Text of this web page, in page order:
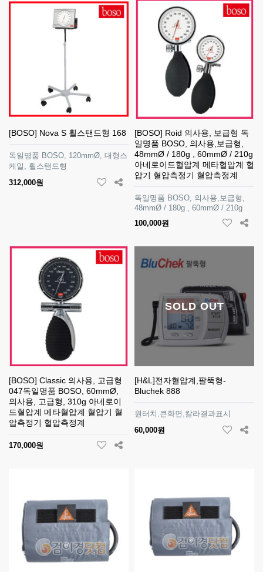
[BOSO] Nova S 휠스탠드형 168
독일명품 BOSO, 120mmØ, 대형스
케일, 휠스탠드형
312,000원
[BOSO] Roid 의사용, 보급형 독
일명품 BOSO, 의사용,보급형,
48mmØ / 180g , 60mmØ / 210g
아네로이드혈압계 메타혈압계 혈
압기 혈압측정기 혈압측정계
독일명품 BOSO, 의사용,보급형,
48mmØ / 180g , 60mmØ / 210g
100,000원
[BOSO] Classic 의사용, 고급형
047독일명품 BOSO, 60mmØ,
의사용, 고급형, 310g 아네로이
드혈압계 메타혈압계 혈압기 혈
압측정기 혈압측정계
170,000원
SOLD OUT
[H&L]전자혈압계,팔뚝형-
Bluchek 888
원터치,큰화면,칼라결과표시
60,000원